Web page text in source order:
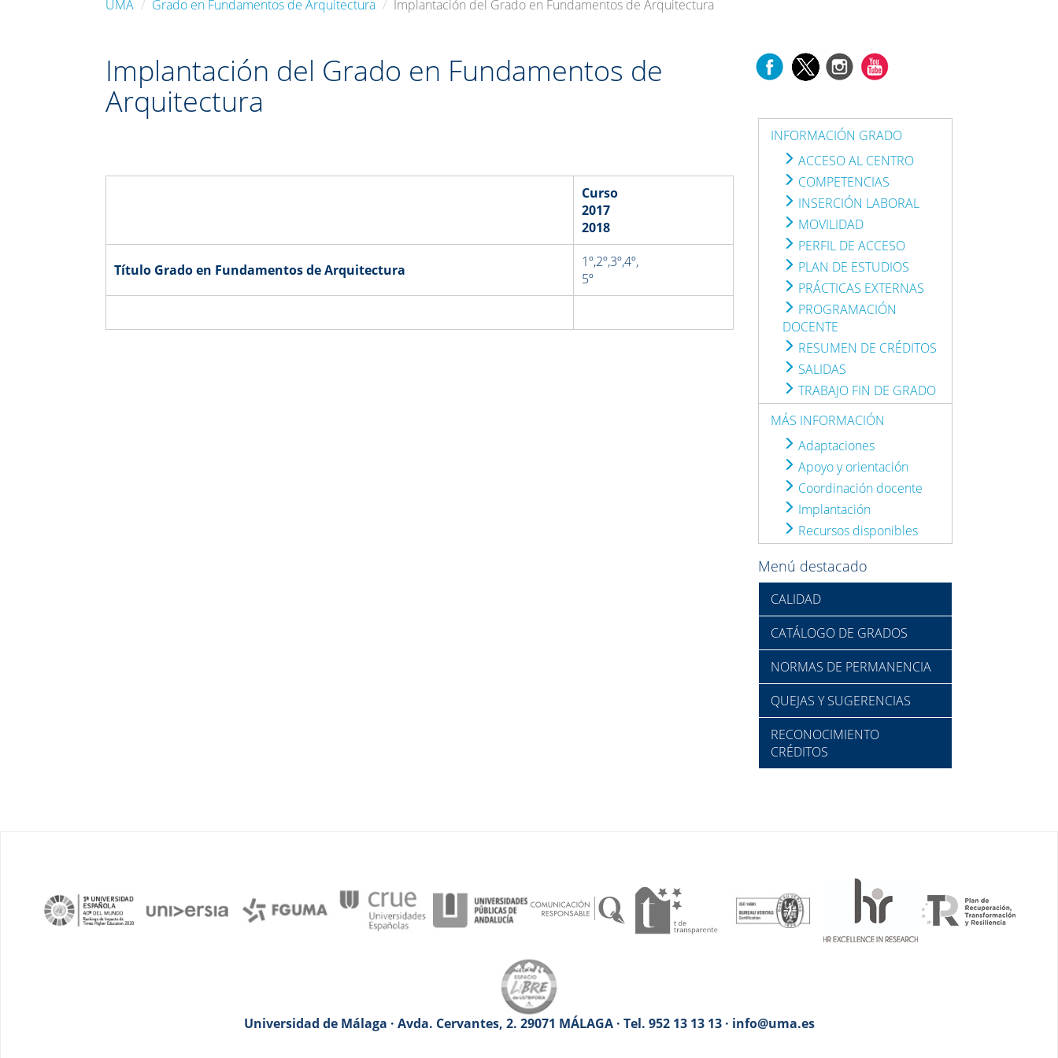
UMA Grado en Fundamentos de Arquitectura Implantación del Grado en Fundamentos de Arquitectura
Implantación del Grado en Fundamentos de
Arquitectura
Curso
2017
2018
Título Grado en Fundamentos de Arquitectura
1º,2º,3º,4º,
5º
INFORMACIÓN GRADO
ACCESO AL CENTRO
COMPETENCIAS
INSERCIÓN LABORAL
MOVILIDAD
PERFIL DE ACCESO
PLAN DE ESTUDIOS
PRÁCTICAS EXTERNAS
PROGRAMACIÓN
DOCENTE
RESUMEN DE CRÉDITOS
SALIDAS
TRABAJO FIN DE GRADO
MÁS INFORMACIÓN
Adaptaciones
Apoyo y orientación
Coordinación docente
Implantación
Recursos disponibles
Menú destacado
CALIDAD
CATÁLOGO DE GRADOS
NORMAS DE PERMANENCIA
QUEJAS Y SUGERENCIAS
RECONOCIMIENTO
CRÉDITOS
Universidad de Málaga · Avda. Cervantes, 2. 29071 MÁLAGA · Tel. 952 13 13 13 · info@uma.es